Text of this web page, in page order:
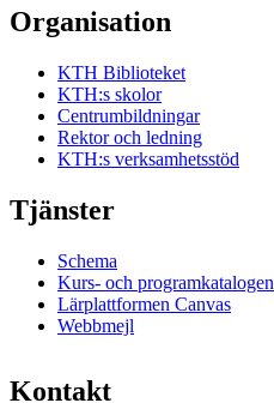
Organisation
KTH Biblioteket
KTH:s skolor
Centrumbildningar
Rektor och ledning
KTH:s verksamhetsstöd
Tjänster
Schema
Kurs- och programkatalogen
Lärplattformen Canvas
Webbmejl
Kontakt